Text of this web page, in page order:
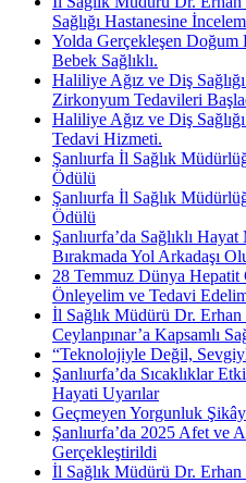
Sağlığı Hastanesine
Yolda Gerçekleşen Doğum
Bebek Sağlıklı.
Haliliye Ağız ve Diş
Zirkonyum Tedavileri
Haliliye Ağız ve Diş
Tedavi Hizmeti.
Şanlıurfa İl Sağlık
Ödülü
Şanlıurfa İl Sağlık
Ödülü
Şanlıurfa’da Sağlıklı
Bırakmada Yol Arkadaşı
28 Temmuz Dünya Hepatit
Önleyelim ve Tedavi
İl Sağlık Müdürü Dr.
Ceylanpınar’a Kapsamlı
“Teknolojiyle Değil,
Şanlıurfa’da Sıcaklıklar
Hayati Uyarılar
Geçmeyen Yorgunluk
Şanlıurfa’da 2025 Afet ve
Gerçekleştirildi
İl Sağlık Müdürü Dr.